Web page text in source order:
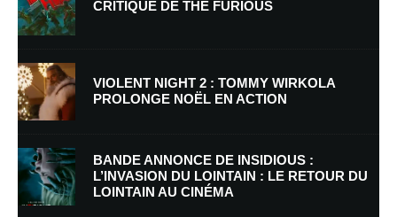
Nom*
E-mail *
Enregistrer mon nom, mon e-mail et mon site dans le navigateur pour
mon prochain commentaire.
CRITIQUE DE THE FURIOUS
VIOLENT NIGHT 2 : TOMMY WIRKOLA
PROLONGE NOËL EN ACTION
BANDE ANNONCE DE INSIDIOUS :
L’INVASION DU LOINTAIN : LE RETOUR DU
LOINTAIN AU CINÉMA